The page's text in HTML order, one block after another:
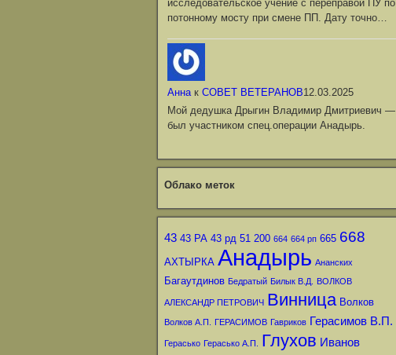
исследовательское учение с переправой ПУ по
потонному мосту при смене ПП. Дату точно…
Аннак СОВЕТ ВЕТЕРАНОВ12.03.2025
Мой дедушка Дрыгин Владимир Дмитриевич —
был участником спец.операции Анадырь.
Облако меток
43 43 РА 43 рд 51 200 664 664 рп 665 668
АХТЫРКА Анадырь Ананских
Багаутдинов Бедратый Билык В.Д. ВОЛКОВ
АЛЕКСАНДР ПЕТРОВИЧ Винница Волков
Волков А.П. ГЕРАСИМОВ Гавриков Герасимов В.П.
Герасько Герасько А.П. Глухов Иванов